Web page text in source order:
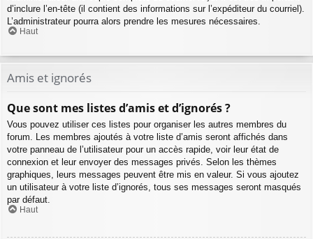
d’inclure l’en-tête (il contient des informations sur l’expéditeur du courriel).
L’administrateur pourra alors prendre les mesures nécessaires.
Haut
Amis et ignorés
Que sont mes listes d’amis et d’ignorés ?
Vous pouvez utiliser ces listes pour organiser les autres membres du
forum. Les membres ajoutés à votre liste d’amis seront affichés dans
votre panneau de l’utilisateur pour un accès rapide, voir leur état de
connexion et leur envoyer des messages privés. Selon les thèmes
graphiques, leurs messages peuvent être mis en valeur. Si vous ajoutez
un utilisateur à votre liste d’ignorés, tous ses messages seront masqués
par défaut.
Haut